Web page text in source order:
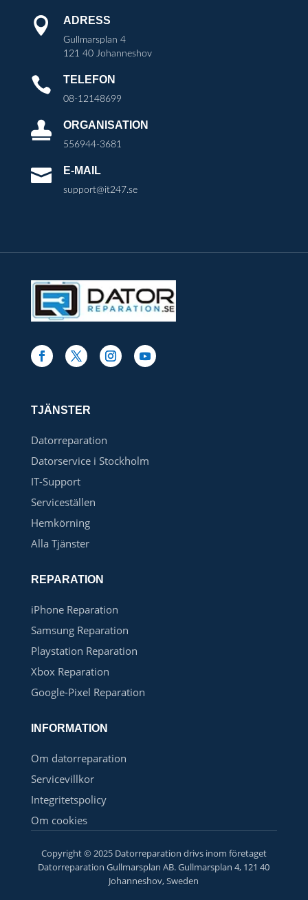
 ADRESS
Gullmarsplan 4
121 40 Johanneshov
 TELEFON
08-12148699
 ORGANISATION
556944-3681
 E-MAIL
support@it247.se
TJÄNSTER
Datorreparation
Datorservice i Stockholm
IT-Support
Serviceställen
Hemkörning
Alla Tjänster
REPARATION
iPhone Reparation
Samsung Reparation
Playstation Reparation
Xbox Reparation
Google-Pixel Reparation
INFORMATION
Om datorreparation
Servicevillkor
Integritetspolicy
Om cookies
Copyright © 2025 Datorreparation drivs inom företaget
Datorreparation Gullmarsplan AB. Gullmarsplan 4, 121 40
Johanneshov, Sweden